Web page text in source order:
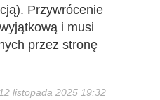
Przywrócenie
i musi
przez stronę
listopada 2025 19:32